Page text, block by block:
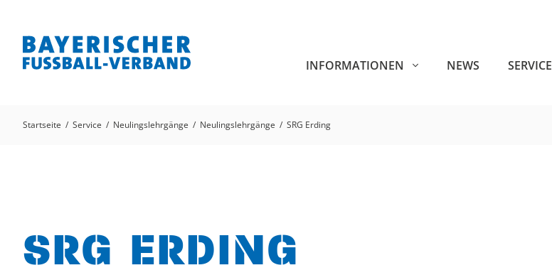
INFORMATIONEN NEWS SERVICE
Startseite Service Neulingslehrgänge Neulingslehrgänge SRG Erding
SRG ERDING